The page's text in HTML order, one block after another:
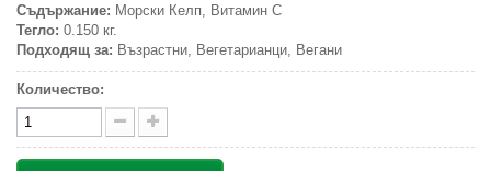
Съдържание: Морски Келп, Витамин С
Тегло: 0.150 кг.
Подходящ за: Възрастни, Вегетарианци, Вегани
Количество: